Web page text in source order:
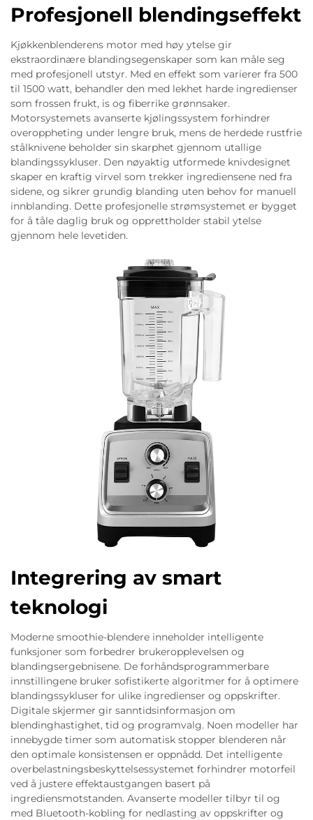
Profesjonell blendingseffekt
Kjøkkenblenderens motor med høy ytelse gir
ekstraordinære blandingsegenskaper som kan måle seg
med profesjonell utstyr. Med en effekt som varierer fra 500
til 1500 watt, behandler den med lekhet harde ingredienser
som frossen frukt, is og fiberrike grønnsaker.
Motorsystemets avanserte kjølingssystem forhindrer
overoppheting under lengre bruk, mens de herdede rustfrie
stålknivene beholder sin skarphet gjennom utallige
blandingssykluser. Den nøyaktig utformede knivdesignet
skaper en kraftig virvel som trekker ingrediensene ned fra
sidene, og sikrer grundig blanding uten behov for manuell
innblanding. Dette profesjonelle strømsystemet er bygget
for å tåle daglig bruk og opprettholder stabil ytelse
gjennom hele levetiden.
Integrering av smart
teknologi
Moderne smoothie-blendere inneholder intelligente
funksjoner som forbedrer brukeropplevelsen og
blandingsergebnisene. De forhåndsprogrammerbare
innstillingene bruker sofistikerte algoritmer for å optimere
blandingssykluser for ulike ingredienser og oppskrifter.
Digitale skjermer gir sanntidsinformasjon om
blendinghastighet, tid og programvalg. Noen modeller har
innebygde timer som automatisk stopper blenderen når
den optimale konsistensen er oppnådd. Det intelligente
overbelastningsbeskyttelsessystemet forhindrer motorfeil
ved å justere effektaustgangen basert på
ingrediensmotstanden. Avanserte modeller tilbyr til og
med Bluetooth-kobling for nedlasting av oppskrifter og